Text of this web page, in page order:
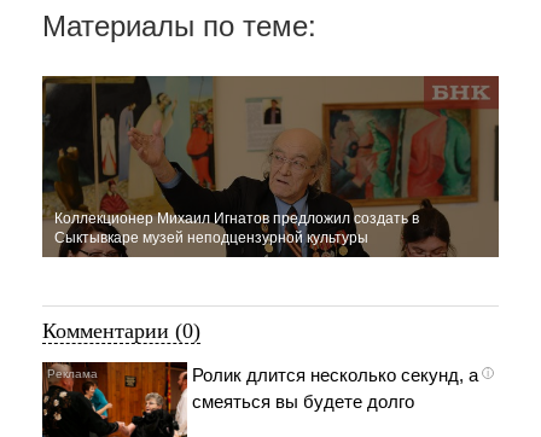
Материалы по теме:
Коллекционер Михаил Игнатов предложил создать в
Сыктывкаре музей неподцензурной культуры
Комментарии (0)
i
Ролик длится несколько секунд, а
смеяться вы будете долго